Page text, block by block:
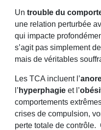
Un trouble du
une relation perturbée
qui impacte
s’agit pas simplement
mais de véritables
Les TCA incluent l’
l’ hyperphagie et l’
comportements
crises de compulsion,
perte totale de contrôle.